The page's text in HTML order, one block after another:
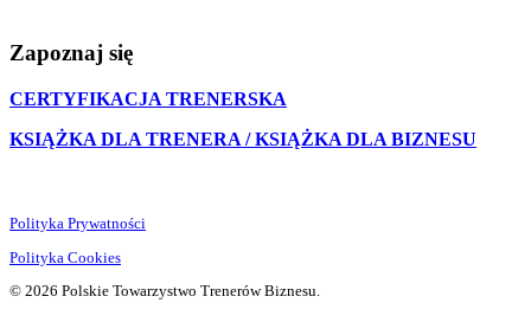
Zapoznaj się
CERTYFIKACJA TRENERSKA
KSIĄŻKA DLA TRENERA / KSIĄŻKA DLA BIZNESU
Polityka Prywatności
Polityka Cookies
© 2026 Polskie Towarzystwo Trenerów Biznesu.